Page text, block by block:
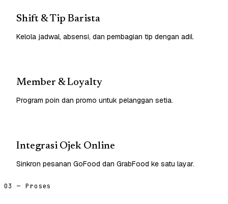
Shift & Tip Barista
Kelola jadwal, absensi, dan pembagian tip dengan adil.
Member & Loyalty
Program poin dan promo untuk pelanggan setia.
Integrasi Ojek Online
Sinkron pesanan GoFood dan GrabFood ke satu layar.
03 — Proses